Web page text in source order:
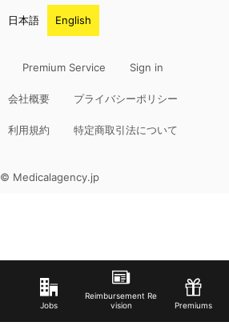
Jobs
Reimbursement Re
vision
Premiums
日本語 English
Premium Service Sign in
会社概要 プライバシーポリシー
利用規約 特定商取引法について
© Medicalagency.jp